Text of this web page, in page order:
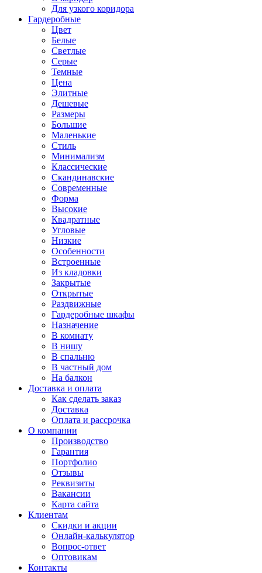
Для узкого коридора
Гардеробные
Цвет
Белые
Светлые
Серые
Темные
Цена
Элитные
Дешевые
Размеры
Большие
Маленькие
Стиль
Минимализм
Классические
Скандинавские
Современные
Форма
Высокие
Квадратные
Угловые
Низкие
Особенности
Встроенные
Из кладовки
Закрытые
Открытые
Раздвижные
Гардеробные шкафы
Назначение
В комнату
В нишу
В спальню
В частный дом
На балкон
Доставка и оплата
Как сделать заказ
Доставка
Оплата и рассрочка
О компании
Производство
Гарантия
Портфолио
Отзывы
Реквизиты
Вакансии
Карта сайта
Клиентам
Скидки и акции
Онлайн-калькулятор
Вопрос-ответ
Оптовикам
Контакты